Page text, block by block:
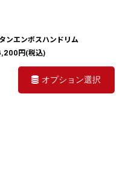
ンエンボスハンドリム
円 (税込)
オプション選択